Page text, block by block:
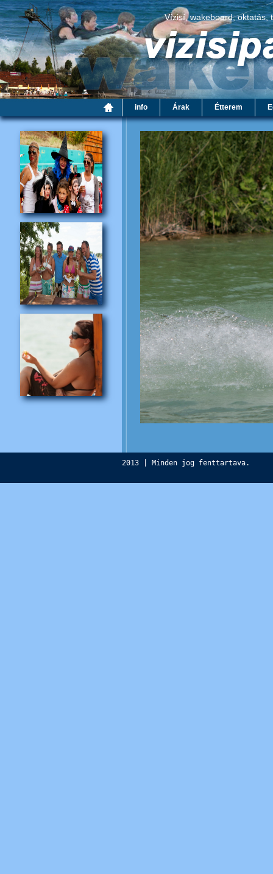
Vízisí, wakeboard, oktatás,
info Árak Étterem
2013 | Minden jog fenttartava.